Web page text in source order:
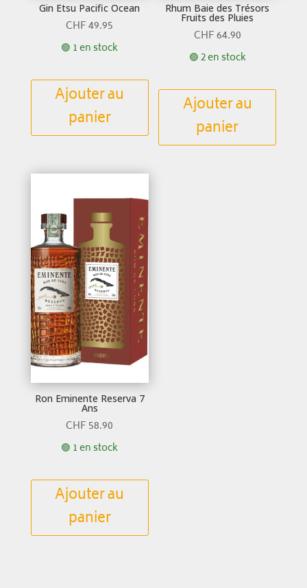
Gin Etsu Pacific Ocean
CHF49.95
🟢 1 en stock
Ajouter au
panier
Rhum Baie des Trésors
Fruits des Pluies
CHF64.90
🟢 2 en stock
Ajouter au
panier
Ron Eminente Reserva 7
Ans
CHF 58.90
🟢 1 en stock
Ajouter au
panier